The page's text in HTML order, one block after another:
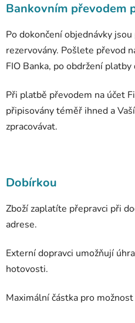
Bankovním převodem
Po dokončení objednávky
rezervovány. Pošlete převod
FIO Banka, po obdržení
Při platbě převodem na účet
připisovány téměř ihned a
zpracovávat.
Dobírkou
Zboží zaplatíte přepravci při
adrese.
Externí dopravci umožňují
hotovosti.
Maximální částka pro